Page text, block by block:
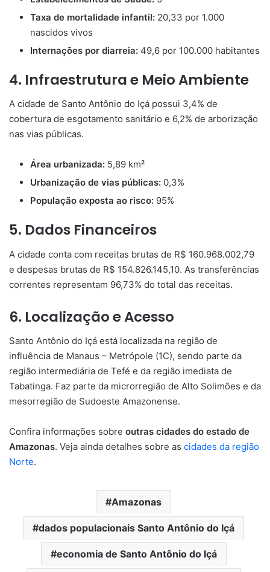
Taxa de mortalidade infantil: 20,33 por 1.000
nascidos vivos
Internações por diarreia: 49,6 por 100.000 habitantes
4. Infraestrutura e Meio Ambiente
A cidade de Santo Antônio do Içá possui 3,4% de
cobertura de esgotamento sanitário e 6,2% de arborização
nas vias públicas.
Área urbanizada: 5,89 km²
Urbanização de vias públicas: 0,3%
População exposta ao risco: 95%
5. Dados Financeiros
A cidade conta com receitas brutas de R$ 160.968.002,79
e despesas brutas de R$ 154.826.145,10. As transferências
correntes representam 96,73% do total das receitas.
6. Localização e Acesso
Santo Antônio do Içá está localizada na região de
influência de Manaus – Metrópole (1C), sendo parte da
região intermediária de Tefé e da região imediata de
Tabatinga. Faz parte da microrregião de Alto Solimões e da
mesorregião de Sudoeste Amazonense.
Confira informações sobre outras cidades do estado de
Amazonas. Veja ainda detalhes sobre as cidades da região
Norte.
Amazonas
dados populacionais Santo Antônio do Içá
economia de Santo Antônio do Içá